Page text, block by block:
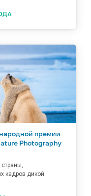
премии
Photography
кадров дикой